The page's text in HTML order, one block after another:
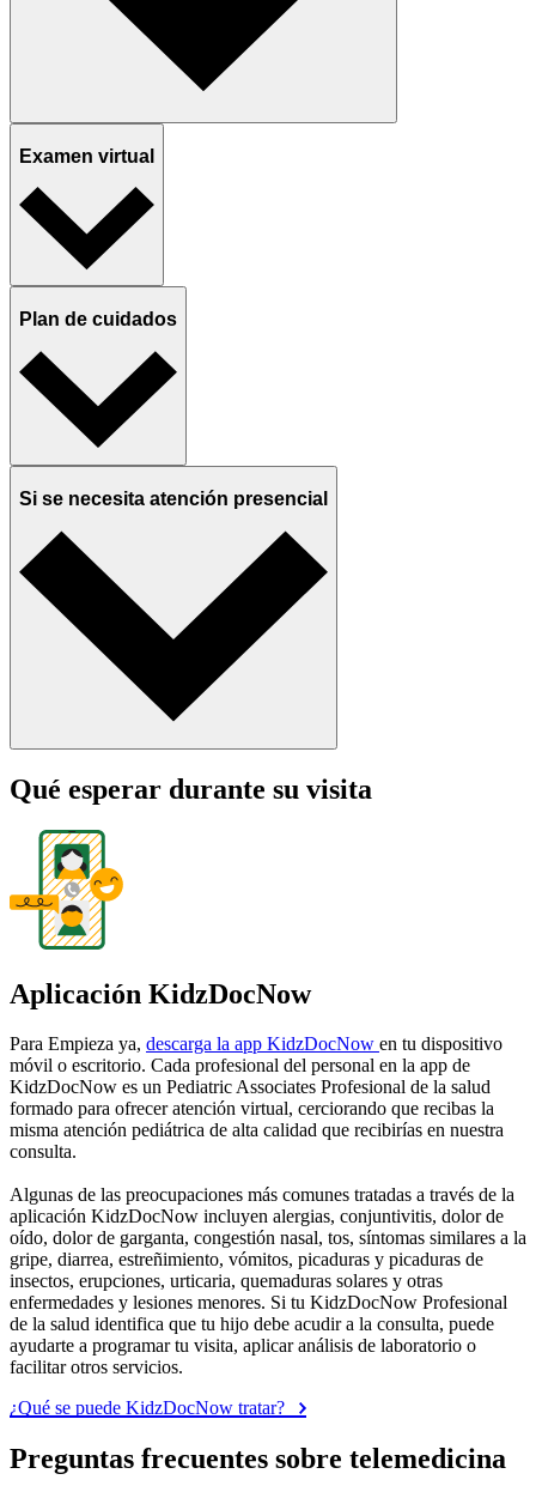
Examen virtual
Plan de cuidados
Si se necesita atención presencial
Qué esperar durante su visita
Aplicación KidzDocNow
Para Empieza ya, descarga la app KidzDocNow en tu dispositivo
móvil o escritorio. Cada profesional del personal en la app de
KidzDocNow es un Pediatric Associates Profesional de la salud
formado para ofrecer atención virtual, cerciorando que recibas la
misma atención pediátrica de alta calidad que recibirías en nuestra
consulta.
Algunas de las preocupaciones más comunes tratadas a través de la
aplicación KidzDocNow incluyen alergias, conjuntivitis, dolor de
oído, dolor de garganta, congestión nasal, tos, síntomas similares a la
gripe, diarrea, estreñimiento, vómitos, picaduras y picaduras de
insectos, erupciones, urticaria, quemaduras solares y otras
enfermedades y lesiones menores. Si tu KidzDocNow Profesional
de la salud identifica que tu hijo debe acudir a la consulta, puede
ayudarte a programar tu visita, aplicar análisis de laboratorio o
facilitar otros servicios.
¿Qué se puede KidzDocNow tratar?
Preguntas frecuentes sobre telemedicina